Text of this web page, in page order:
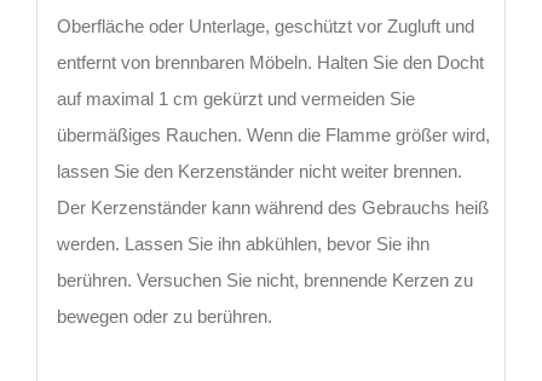
Oberfläche oder Unterlage, geschützt vor Zugluft und
entfernt von brennbaren Möbeln. Halten Sie den Docht
auf maximal 1 cm gekürzt und vermeiden Sie
übermäßiges Rauchen. Wenn die Flamme größer wird,
lassen Sie den Kerzenständer nicht weiter brennen.
Der Kerzenständer kann während des Gebrauchs heiß
werden. Lassen Sie ihn abkühlen, bevor Sie ihn
berühren. Versuchen Sie nicht, brennende Kerzen zu
bewegen oder zu berühren.